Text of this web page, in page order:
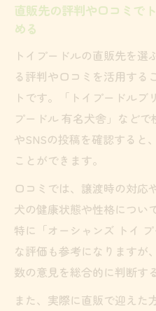
直販先の評判や口コミで
める
トイプードルの直販先を選
る評判や口コミを活用する
トです。「トイプードルブ
プードル 有名犬舎」など
やSNSの投稿を確認すると
ことができます。
口コミでは、譲渡時の対応
犬の健康状態や性格につい
特に「オーシャンズ トイ
な評価も参考になりますが
数の意見を総合的に判断す
また、実際に直販で迎えた